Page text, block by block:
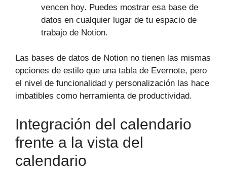
vencen hoy. Puedes mostrar esa base de
datos en cualquier lugar de tu espacio de
trabajo de Notion.
Las bases de datos de Notion no tienen las mismas
opciones de estilo que una tabla de Evernote, pero
el nivel de funcionalidad y personalización las hace
imbatibles como herramienta de productividad.
Integración del calendario
frente a la vista del
calendario